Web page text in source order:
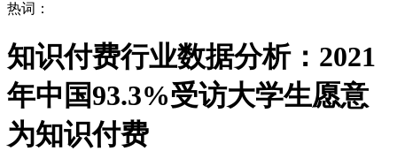
热词：
知识付费行业数据分析：2021
年中国93.3%受访大学生愿意
为知识付费